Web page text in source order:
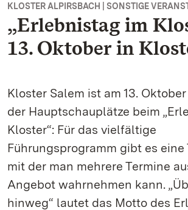
KLOSTER ALPIRSBACH | SONSTIGE
„Erlebnistag im
13. Oktober in
Kloster Salem ist am 13.
der Hauptschauplätze beim
Kloster“: Für das vielfältige
Führungsprogramm gibt es eine
mit der man mehrere Termine
Angebot wahrnehmen kann.
hinweg“ lautet das Motto des